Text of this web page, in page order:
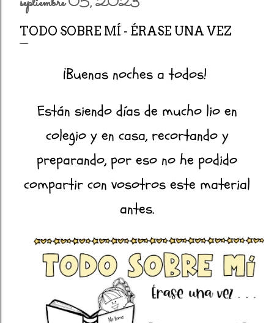
TODO SOBRE MÍ - ÉRASE UNA VEZ
¡Buenas noches a todos!
Están siendo días de mucho lio en
colegio y en casa, recortando y
preparando, por eso no he podido
compartir con vosotros este material
antes.